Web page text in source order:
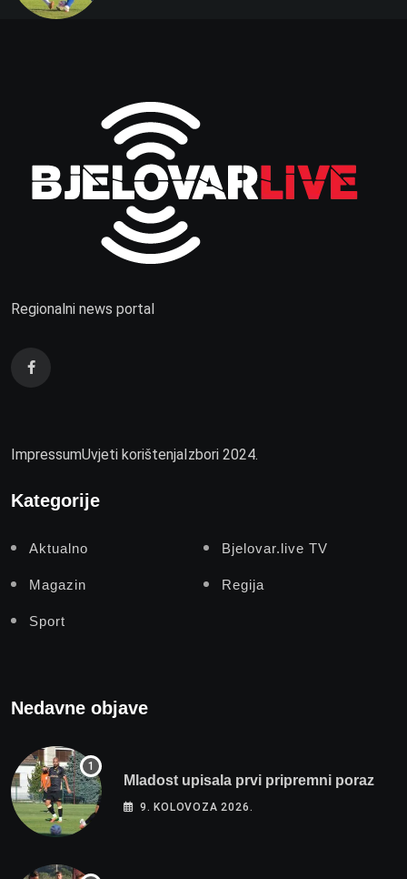
Regionalni news portal
ImpressumUvjeti korištenjaIzbori 2024.
Kategorije
Aktualno Bjelovar.live TV
Magazin Regija
Sport
Nedavne objave
Mladost upisala prvi pripremni poraz
9. KOLOVOZA 2026.